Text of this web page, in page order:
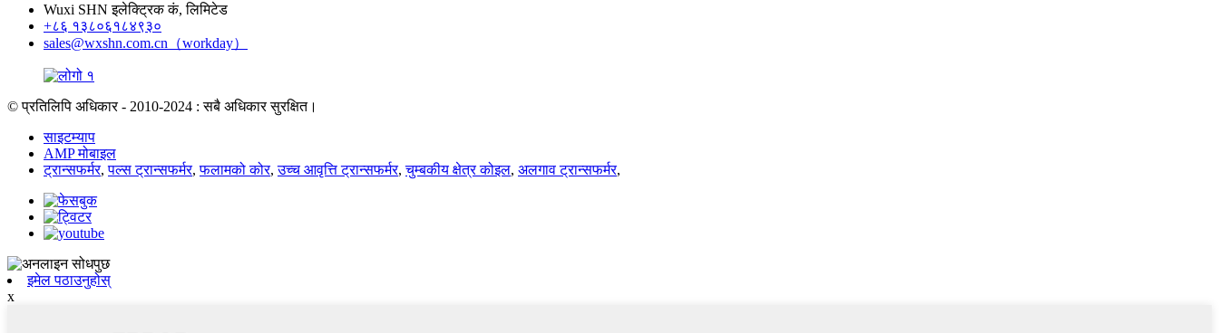
Wuxi SHN इलेक्ट्रिक कं, लिमिटेड
+८६ १३८०६१८४९३०
sales@wxshn.com.cn（workday）
© प्रतिलिपि अधिकार - 2010-2024 : सबै अधिकार सुरक्षित।
साइटम्याप
AMP मोबाइल
ट्रान्सफर्मर,पल्स ट्रान्सफर्मर,फलामको कोर,उच्च आवृत्ति ट्रान्सफर्मर,चुम्बकीय क्षेत्र कोइल, अलगाव ट्रान्सफर्मर,
इमेल पठाउनुहोस्
x